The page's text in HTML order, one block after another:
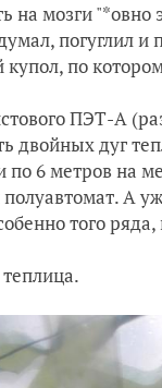
на мозги
погуглил
по
ПЭТ-А
двойных дуг
6 метров на
А
того